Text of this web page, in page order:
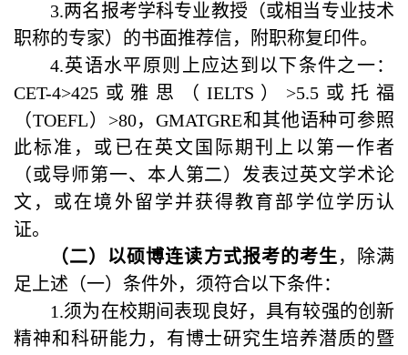
3.两名报考学科专业教授（或相当专业技术
职称的专家）的书面推荐信，附职称复印件。
4.英语水平原则上应达到以下条件之一：
CET-4>425 或雅思（ IELTS ） >5.5或托福
（TOEFL） >80，GMATGRE和其他语种可参照
此标准，或已在英文国际期刊上以第一作者
（或导师第一、本人第二）发表过英文学术论
文，或在境外留学并获得教育部学位学历认
证。
（二）以硕博连读方式报考的考生，除满
足上述（一）条件外，须符合以下条件：
1.须为在校期间表现良好，具有较强的创新
精神和科研能力，有博士研究生培养潜质的暨